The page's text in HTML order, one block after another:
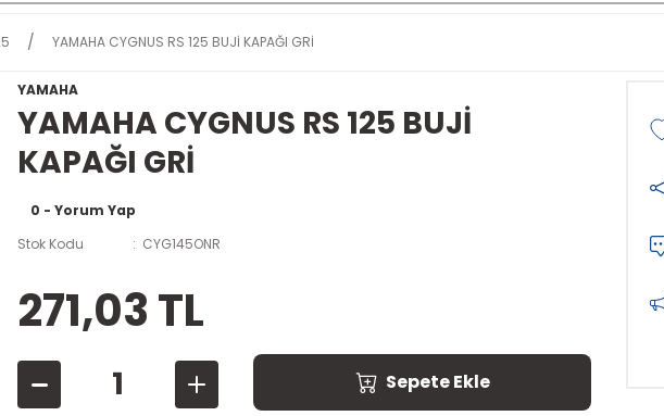
YAMAHA CYGNUS RS 125 BUJİ KAPAĞI GRİ
YAMAHA
YAMAHA CYGNUS RS 125 BUJİ
KAPAĞI GRİ
0 - Yorum Yap
Stok Kodu
CYG145ONR
271,03 TL
Sepete Ekle